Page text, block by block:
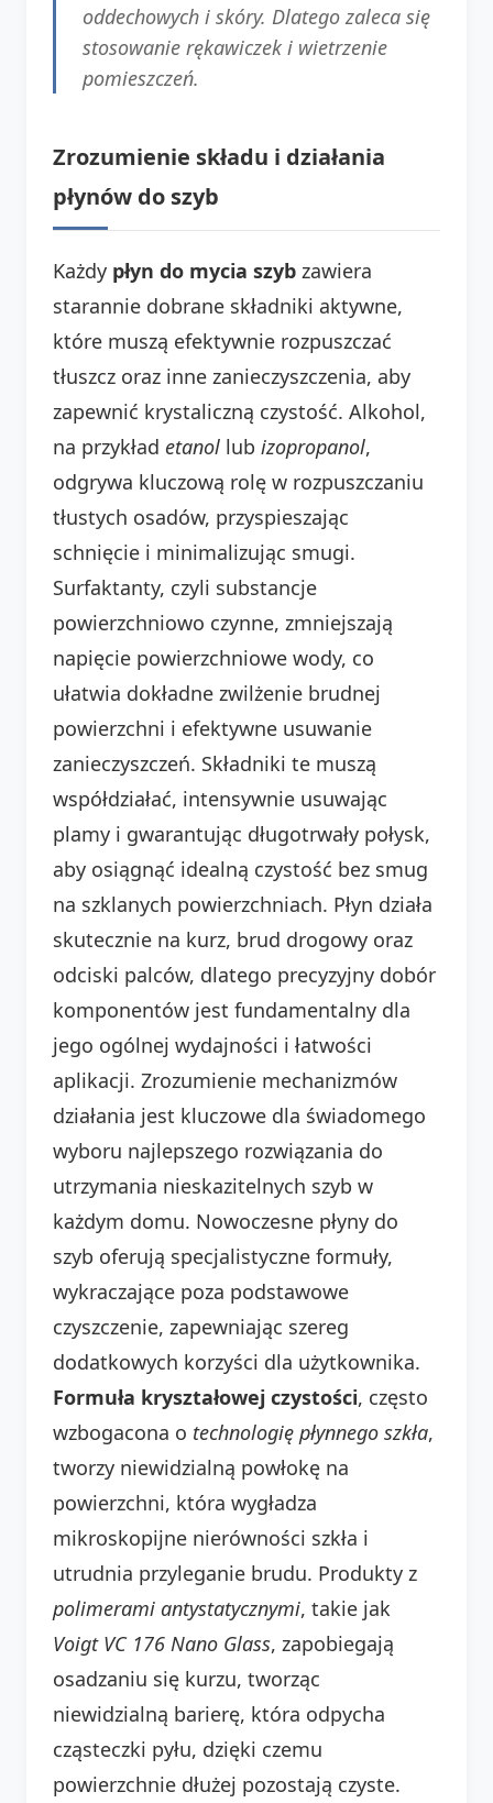
oddechowych i skóry. Dlatego zaleca się
stosowanie rękawiczek i wietrzenie
pomieszczeń.
Zrozumienie składu i działania
płynów do szyb
Każdy płyn do mycia szyb zawiera
starannie dobrane składniki aktywne,
które muszą efektywnie rozpuszczać
tłuszcz oraz inne zanieczyszczenia, aby
zapewnić krystaliczną czystość. Alkohol,
na przykład etanol lub izopropanol,
odgrywa kluczową rolę w rozpuszczaniu
tłustych osadów, przyspieszając
schnięcie i minimalizując smugi.
Surfaktanty, czyli substancje
powierzchniowo czynne, zmniejszają
napięcie powierzchniowe wody, co
ułatwia dokładne zwilżenie brudnej
powierzchni i efektywne usuwanie
zanieczyszczeń. Składniki te muszą
współdziałać, intensywnie usuwając
plamy i gwarantując długotrwały połysk,
aby osiągnąć idealną czystość bez smug
na szklanych powierzchniach. Płyn działa
skutecznie na kurz, brud drogowy oraz
odciski palców, dlatego precyzyjny dobór
komponentów jest fundamentalny dla
jego ogólnej wydajności i łatwości
aplikacji. Zrozumienie mechanizmów
działania jest kluczowe dla świadomego
wyboru najlepszego rozwiązania do
utrzymania nieskazitelnych szyb w
każdym domu. Nowoczesne płyny do
szyb oferują specjalistyczne formuły,
wykraczające poza podstawowe
czyszczenie, zapewniając szereg
dodatkowych korzyści dla użytkownika.
Formuła kryształowej czystości, często
wzbogacona o technologię płynnego szkła,
tworzy niewidzialną powłokę na
powierzchni, która wygładza
mikroskopijne nierówności szkła i
utrudnia przyleganie brudu. Produkty z
polimerami antystatycznymi, takie jak
Voigt VC 176 Nano Glass, zapobiegają
osadzaniu się kurzu, tworząc
niewidzialną barierę, która odpycha
cząsteczki pyłu, dzięki czemu
powierzchnie dłużej pozostają czyste.